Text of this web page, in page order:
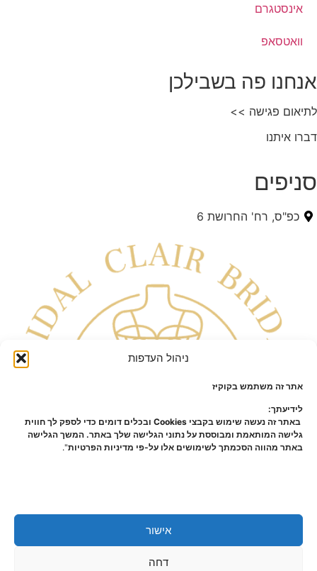
ניהול העדפות
אתר זה משתמש בקוקיז
לידיעתך:
באתר זה נעשה שימוש בקבצי Cookies ובכלים דומים כדי לספק לך חווית
גלישה המותאמת ומבוססת על נתוני הגלישה שלך באתר. המשך הגלישה
באתר מהווה הסכמתך לשימושים אלו על-פי מדיניות הפרטיות".
אישור
דחה
אינסטגרם
וואטסאפ
אנחנו פה בשבילכן
לתיאום פגישה >>
דברו איתנו
סניפים
כפ"ס, רח' החרושת 6
מפת אתר